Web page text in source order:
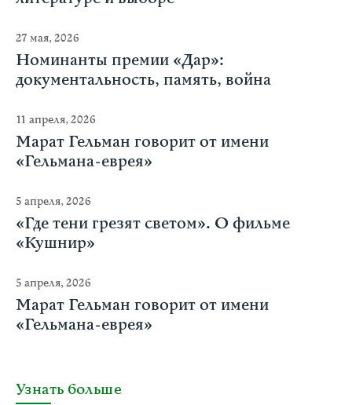
27 мая, 2026
Номинанты премии «Дар»:
документальность, память, война
11 апреля, 2026
Марат Гельман говорит от имени
«Гельмана-еврея»
5 апреля, 2026
«Где тени грезят светом». О фильме
«Кушнир»
5 апреля, 2026
Марат Гельман говорит от имени
«Гельмана-еврея»
Узнать больше